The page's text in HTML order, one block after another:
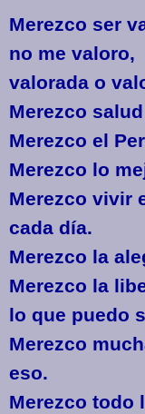
Merezco ser
no me valoro,
valorada o
Merezco
Merezco el
Merezco lo
Merezco vivir
cada día.
Merezco la
Merezco la
lo que puedo
Merezco
eso.
Merezco todo